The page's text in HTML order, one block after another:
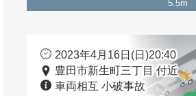
5.5m
2023年4月16日(日)20:40
豊田市新生町三丁目 付近
車両相互 小破事故